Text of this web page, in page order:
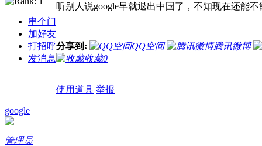
串个门
加好友
打招呼
发消息
听别人说google早就退出中国了，不知现在还能不
分享到: QQ空间
腾讯微博
收藏0
使用道具 举报
google
管理员